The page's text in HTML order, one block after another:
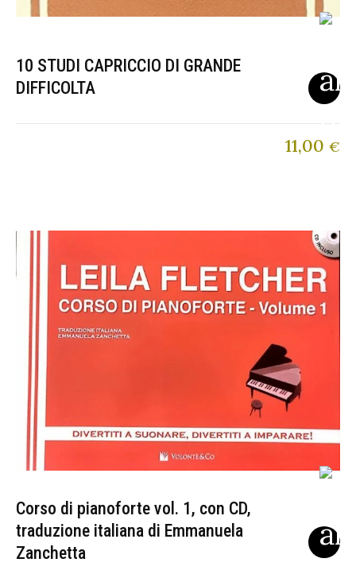
10 STUDI CAPRICCIO DI GRANDE
DIFFICOLTA
11,00 €
Corso di pianoforte vol. 1, con CD,
traduzione italiana di Emmanuela
Zanchetta